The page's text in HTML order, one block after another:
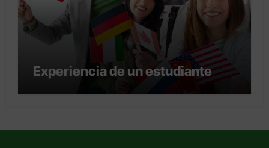
Experiencia de un estudiante